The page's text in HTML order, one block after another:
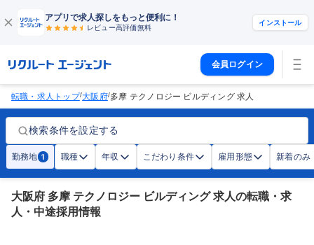
アプリで求人探しをもっと便利に！
レビュー高評価無料
インストール
会員ログイン
転職・求人トップ/大阪府/多摩 テクノロジー ビルディング 求人
検索条件を設定する
勤務地 1 職種 年収 こだわり条件 雇用形態 新着のみ
大阪府 多摩 テクノロジー ビルディング 求人の転職・求
人・中途採用情報